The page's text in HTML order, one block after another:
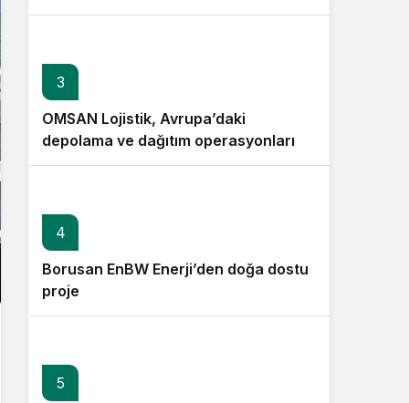
3
OMSAN Lojistik, Avrupa’daki
depolama ve dağıtım operasyonlarına
başladı
4
Borusan EnBW Enerji’den doğa dostu
proje
5